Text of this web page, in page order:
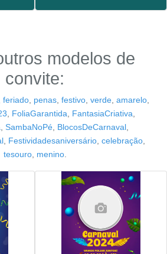
modelos de
convite:
feriado, penas, festivo, verde, amarelo,
FoliaGarantida FantasiaCriativa
SambaNoPé BlocosDeCarnaval
Festividadesaniversário celebração
tesouro, menino.